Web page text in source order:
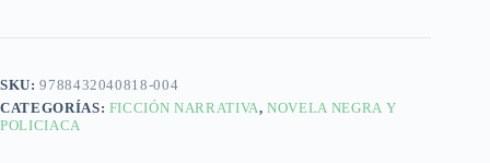
SKU:9788432040818-004
CATEGORÍAS: FICCIÓN NARRATIVA,NOVELA NEGRA Y
POLICIACA